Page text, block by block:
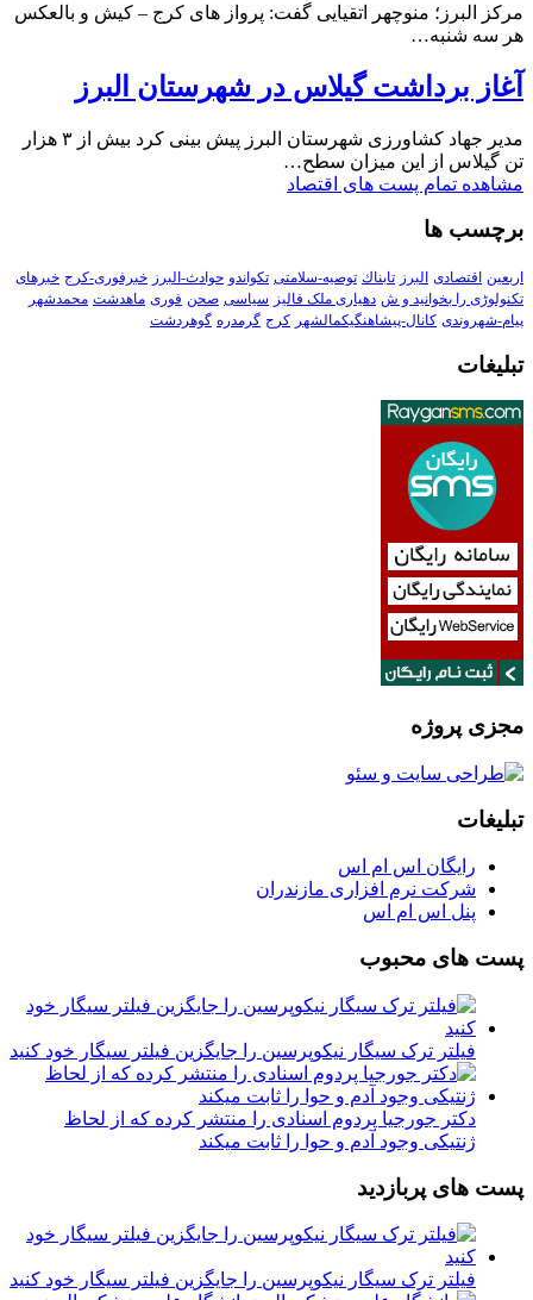
مرکز البرز؛ منوچهر اتقیایی گفت: پرواز های کرج – کیش و بالعکس
هر سه شنبه…
آغاز برداشت گیلاس در شهرستان البرز
مدیر جهاد کشاورزی شهرستان البرز پیش بینی کرد بیش از ۳ هزار
تن گیلاس از این میزان سطح…
مشاهده تمام پست های اقتصاد
برچسب ها
اربعین اقتصادی البرز تابناك توصیه-سلامتی تکواندو حوادث-البرز خبرفوری-کرج خبرهای
تکنولوڑی را بخوانید و ش دهیاری ملک فالیز سیاسی صحن فوری ماهدشت محمدشهر
پیام-شهروندی کانال-پیشاهنگیکمالشهر کرج گرمدره گوهردشت
تبلیغات
مجزی پروژه
تبلیغات
رایگان اس ام اس
شرکت نرم افزاری مازندران
پنل اس ام اس
پست های محبوب
فیلتر ترک سیگار نیکوپرسین را جایگزین فیلتر سیگار خود کنید
دکتر جورجیا پردوم اسنادی را منتشر کرده که از لحاظ
ژنتیکی وجود آدم و حوا را ثابت میکند
پست های پربازدید
فیلتر ترک سیگار نیکوپرسین را جایگزین فیلتر سیگار خود کنید